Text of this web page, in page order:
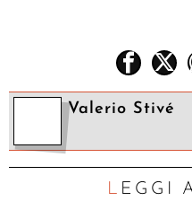
Valerio Stivé
LEGGI